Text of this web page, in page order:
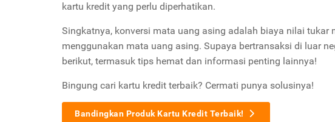
kartu kredit yang perlu diperhatikan.
Singkatnya, konversi mata uang asing adalah biaya nilai tukar
menggunakan mata uang asing. Supaya bertransaksi di luar
berikut, termasuk tips hemat dan informasi penting lainnya!
Bingung cari kartu kredit terbaik? Cermati punya solusinya!
Bandingkan Produk Kartu Kredit Terbaik!